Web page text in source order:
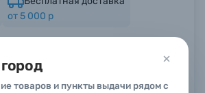
товаров и пункты выдачи рядом с
(Комиссионные товары)
от 5 000 р
или кредит